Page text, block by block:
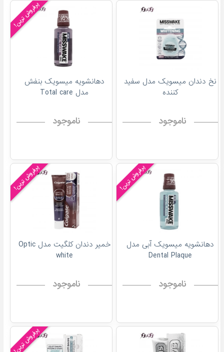
نخ دندان میسویک مدل سفید
کننده
ناموجود
پرفروش ترین!
دهانشویه میسویک بنفش
مدل Total care
ناموجود
پرفروش ترین!
دهانشویه میسویک آبی مدل
Dental Plaque
ناموجود
پرفروش ترین!
خمیر دندان کلگیت مدل Optic
white
ناموجود
پرفروش ترین!